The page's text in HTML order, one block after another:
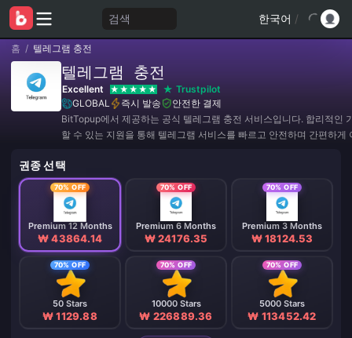
검색 한국어 /
홈 / 텔레그램 충전
텔레그램 충전
Excellent
Trustpilot
GLOBAL
즉시 발송
안전한 결제
BitTopup에서 제공하는 공식 텔레그램 충전 서비스입니다. 합리적인
할 수 있는 지원을 통해 텔레그램 서비스를 빠르고 안전하며 간편하게
권종 선택
70% OFF
Premium 12 Months
₩ 43864.14
70% OFF
Premium 6 Months
₩ 24176.35
70% OFF
Premium 3 Months
₩ 18124.53
70% OFF
50 Stars
₩ 1129.88
70% OFF
10000 Stars
₩ 226889.36
70% OFF
5000 Stars
₩ 113452.42